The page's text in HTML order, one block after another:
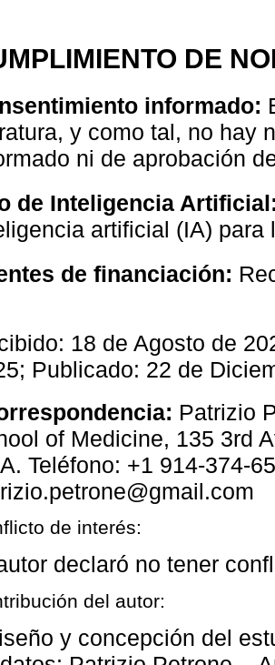
DE
informado:
y como tal, no hay
ni de aprobación
de Inteligencia
artificial (IA)
de financiación:
18 de Agosto de
Publicado: 22 de
Patrizio
of Medicine, 135 3rd
Teléfono: +1 914-374-
de interés:
declaró no tener
del autor:
y concepción del